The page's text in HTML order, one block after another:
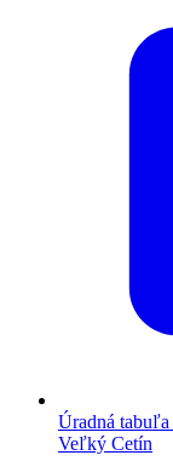
Úradná tabuľa
Veľký Cetín